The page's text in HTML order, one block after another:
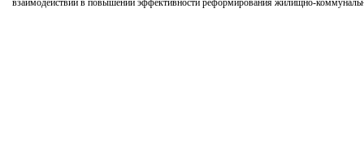
взаимодействии в повышении эффективности реформирования жилищно-